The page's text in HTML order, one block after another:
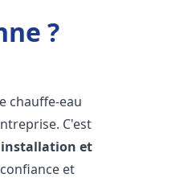
?
chauffe-eau
C'est
installation et
et